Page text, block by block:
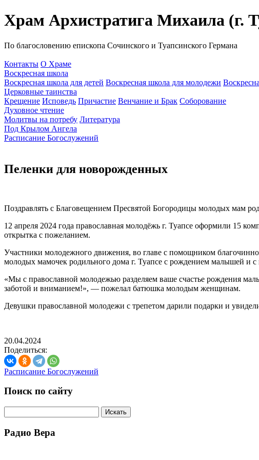
Храм Архистратига Михаила (г.
По благословению епископа Сочинского и Туапсинского Германа
Контакты О Храме
Воскресная школа
Воскресная школа для детей Воскресная школа для молодежи
Церковные таинства
Крещение Исповедь Причастие Венчание и Брак Соборование
Духовное чтение
Молитвы на потребу Литература
Под Крылом Ангела
Расписание Богослужений
Пеленки для новорожденных
Поздравлять с Благовещением Пресвятой Богородицы молодых мам
12 апреля 2024 года православная молодёжь г. Туапсе оформили 15
открытка с пожеланием.
Участники молодежного движения, во главе с помощником
молодых мамочек родильного дома г. Туапсе с рождением малышей и
«Мы с православной молодежью разделяем ваше счастье рождения
заботой и вниманием!», — пожелал батюшка молодым женщинам.
Девушки православной молодежи с трепетом дарили подарки и
20.04.2024
Поделиться:
Расписание Богослужений
Поиск по сайту
Радио Вера